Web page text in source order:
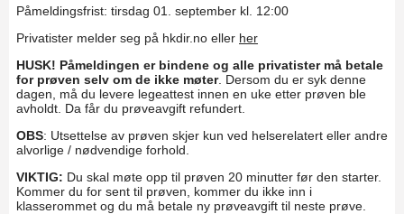
Påmeldingsfrist: tirsdag 01. september kl. 12:00
Privatister melder seg på hkdir.no eller her
HUSK! Påmeldingen er bindene og alle privatister må betale
for prøven selv om de ikke møter. Dersom du er syk denne
dagen, må du levere legeattest innen en uke etter prøven ble
avholdt. Da får du prøveavgift refundert.
OBS: Utsettelse av prøven skjer kun ved helserelatert eller andre
alvorlige / nødvendige forhold.
VIKTIG: Du skal møte opp til prøven 20 minutter før den starter.
Kommer du for sent til prøven, kommer du ikke inn i
klasserommet og du må betale ny prøveavgift til neste prøve.